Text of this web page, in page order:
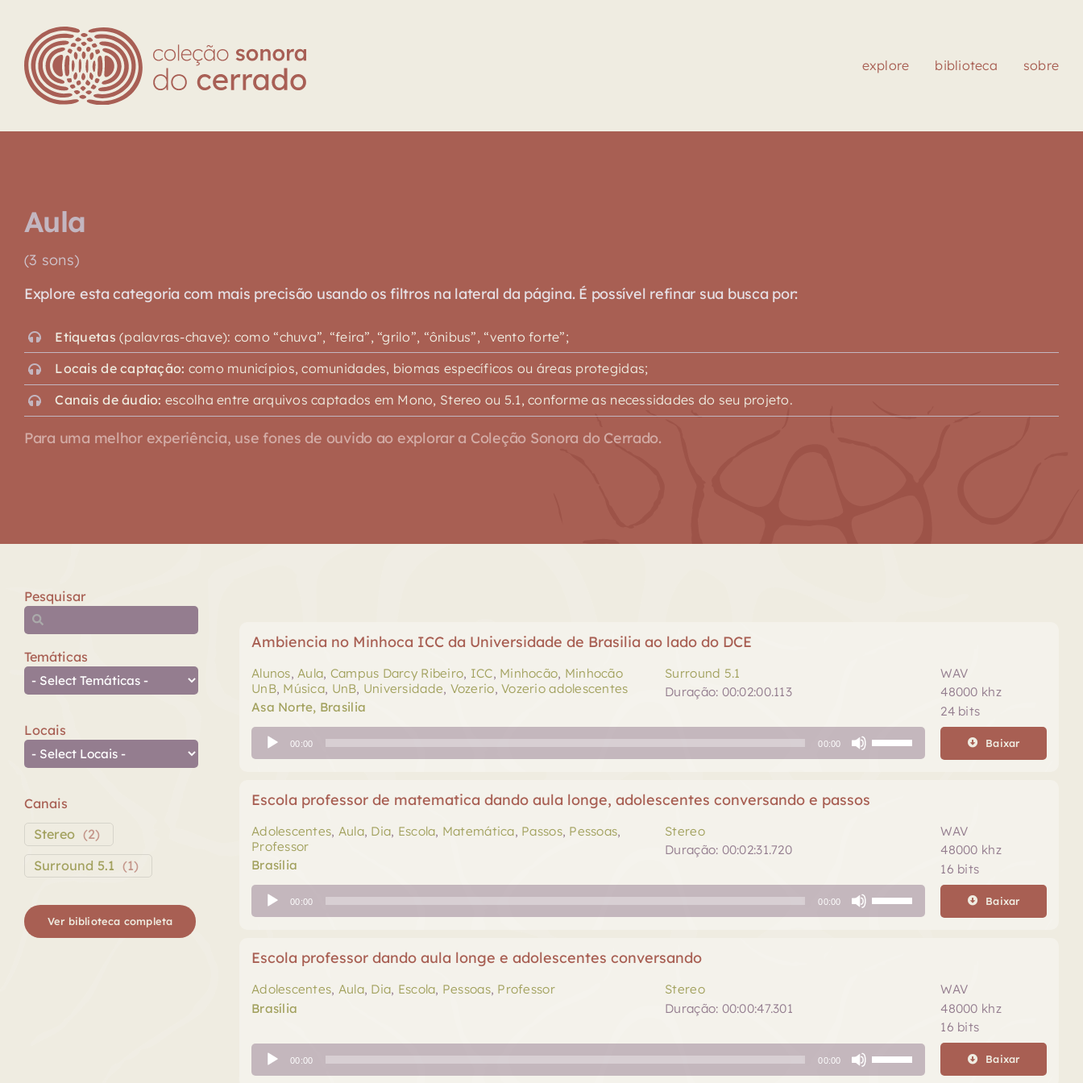
content
explore biblioteca sobre
Aula
(3 sons)
Explore esta categoria com mais precisão usando os filtros na lateral da página. É possível refinar sua busca por:
Etiquetas (palavras-chave): como “chuva”, “feira”, “grilo”, “ônibus”, “vento forte”;
Locais de captação: como municípios, comunidades, biomas específicos ou áreas protegidas;
Canais de áudio: escolha entre arquivos captados em Mono, Stereo ou 5.1, conforme as necessidades do seu projeto.
Para uma melhor experiência, use fones de ouvido ao explorar a Coleção Sonora do Cerrado.
Pesquisar
Temáticas
Locais
Canais
Stereo (2)
Surround 5.1 (1)
Ver biblioteca completa
Ambiencia no Minhoca ICC da Universidade de Brasilia ao lado do DCE
Alunos, Aula, Campus Darcy Ribeiro, ICC, Minhocão, Minhocão
UnB, Música, UnB, Universidade, Vozerio,Vozerio adolescentes
Asa Norte, Brasilia
Surround 5.1
Duração: 00:02:00.113
WAV
48000 khz
24 bits
Tocador
de
00:00 00:00
para
aumentar
ou
Baixar
Escola professor de matematica dando aula longe, adolescentes conversando e passos
Adolescentes, Aula, Dia, Escola, Matemática, Passos, Pessoas,
Professor
Brasília
Stereo
Duração: 00:02:31.720
WAV
48000 khz
16 bits
Tocador
de
00:00 00:00
para
aumentar
ou
Baixar
Escola professor dando aula longe e adolescentes conversando
Adolescentes, Aula, Dia, Escola, Pessoas, Professor
Brasília
Stereo
Duração: 00:00:47.301
WAV
48000 khz
16 bits
Tocador
de
00:00 00:00 Baixar